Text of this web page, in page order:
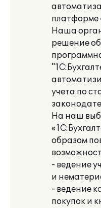
платформе
Наша
решение
учета по
На наш
образом
- ведение
и
- ведение
покупок и